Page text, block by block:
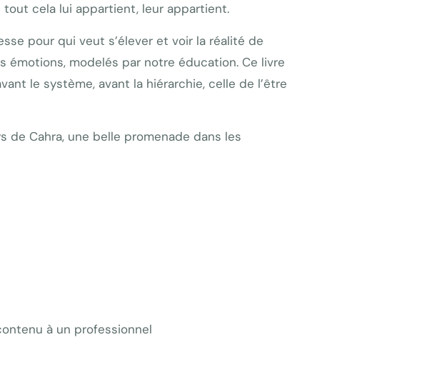
tout cela lui appartient, leur appartient.
pour qui veut s’élever et voir la réalité de
modelés par notre éducation. Ce livre
le système, avant la hiérarchie, celle de l’être
de Cahra, une belle promenade dans les
à un professionnel